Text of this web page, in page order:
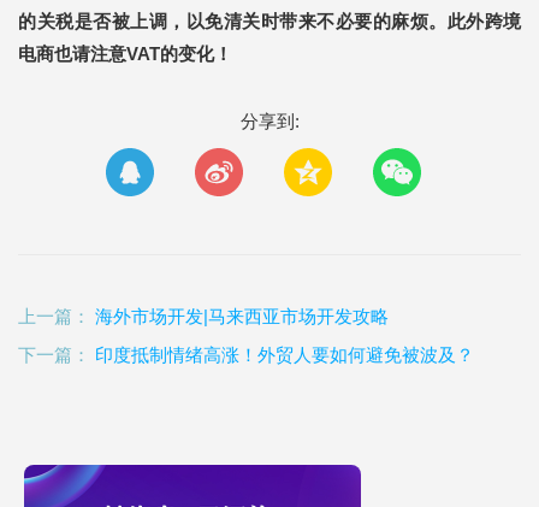
的关税是否被上调，以免清关时带来不必要的麻烦。此外跨境
电商也请注意VAT的变化！
分享到:
上一篇： 海外市场开发|马来西亚市场开发攻略
下一篇： 印度抵制情绪高涨！外贸人要如何避免被波及？